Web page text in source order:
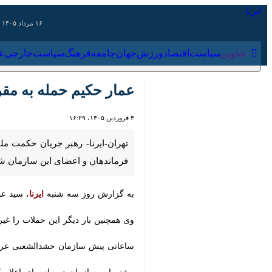
عناوین‌ سیاست اقتصاد ورزش جهان جامعه فرهنگ
عمار حکیم حمله به